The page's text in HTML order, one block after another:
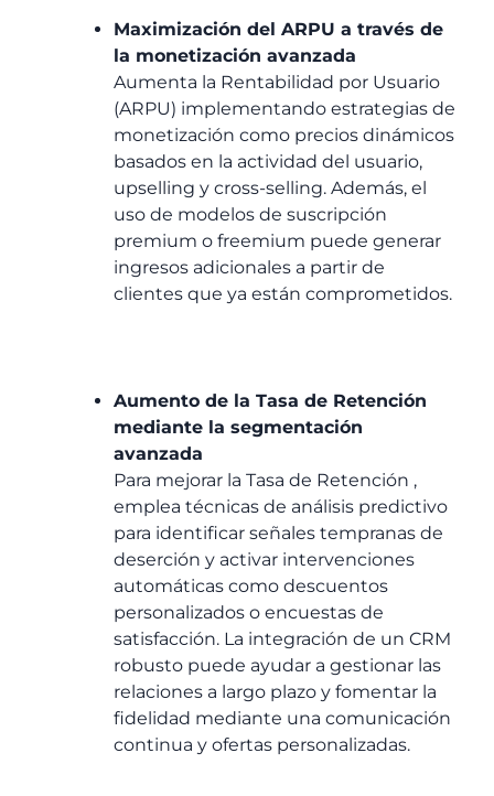
Maximización del ARPU a través de
la monetización avanzada
Aumenta la Rentabilidad por Usuario
(ARPU) implementando estrategias de
monetización como precios dinámicos
basados ​​en la actividad del usuario,
upselling y cross-selling. Además, el
uso de modelos de suscripción
premium o freemium puede generar
ingresos adicionales a partir de
clientes que ya están comprometidos.
Aumento de la Tasa de Retención
mediante la segmentación
avanzada
Para mejorar la Tasa de Retención ,
emplea técnicas de análisis predictivo
para identificar señales tempranas de
deserción y activar intervenciones
automáticas como descuentos
personalizados o encuestas de
satisfacción. La integración de un CRM
robusto puede ayudar a gestionar las
relaciones a largo plazo y fomentar la
fidelidad mediante una comunicación
continua y ofertas personalizadas.